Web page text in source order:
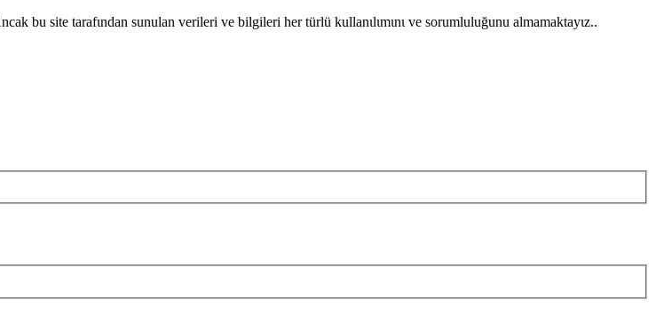
bu site tarafιndan sunulan verileri ve bilgileri her türlü kullanιlιmιnι ve sorumluluğunu almamaktayιz..